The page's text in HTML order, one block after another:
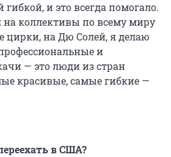
и это всегда помогало.
на коллективы по всему миру
цирки, на Дю Солей, я делаю
и
— это люди из стран
красивые, самые гибкие —
в США?